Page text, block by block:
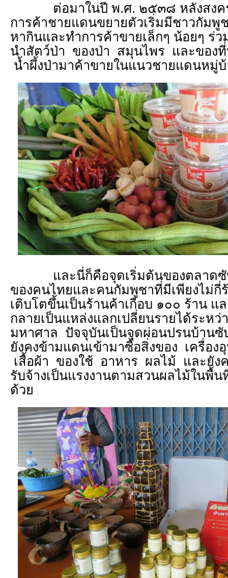
ต่อมาในปี พ.ศ. ๒๕๓๘ หลังสงคร
การค้าชายแดนขยายตัวเริ่มมีชาวกัมพู
หากินและทำการค้าขายเล็กๆ น้อยๆ ร่
นำสัตว์ป่า ของป่า สมุนไพร และของ
น้ำผึ้งป่ามาค้าขายในแนวชายแดนหมู่
และนี่ก็คือจุดเริ่มต้นของตลาดซับ
ของคนไทยและคนกัมพูชาที่มีเพียงไม่กี่
เติบโตขึ้นเป็นร้านค้าเกือบ ๑๐๐ ร้าน แ
กลายเป็นแหล่งแลกเปลี่ยนรายได้ระหว่
มหาศาล ปัจจุบันเป็นจุดผ่อนปรนบ้าน
ยังคงข้ามแดนเข้ามาซื้อสิ่งของ เครื่อง
เสื้อผ้า ของใช้ อาหาร ผลไม้ และยังค
รับจ้างเป็นแรงงานตามสวนผลไม้ในพื้น
ด้วย